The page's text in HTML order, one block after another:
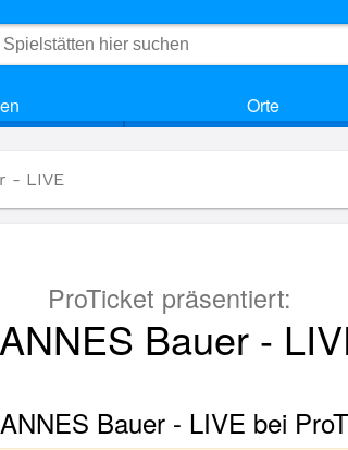
Orte
- LIVE
ProTicket präsentiert:
Bauer -
Bauer - LIVE bei